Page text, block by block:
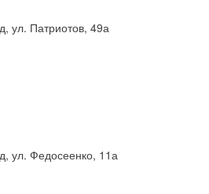
ул. Патриотов, 49а
ул. Федосеенко, 11а